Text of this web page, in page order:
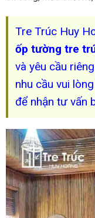
Tre Trúc Huy
ốp tường tre
và yêu cầu
nhu cầu vui
để nhận tư vấn